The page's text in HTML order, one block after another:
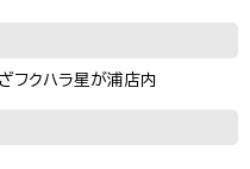
クハラ星が浦店内